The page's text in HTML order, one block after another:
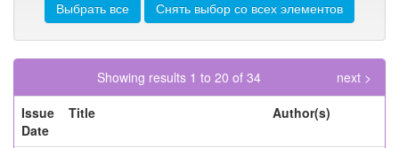
Showing results 1 to 20 of 34
next >
Issue
Date
Title Author(s)